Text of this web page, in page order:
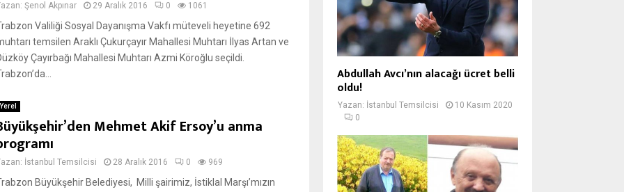
Şenol Akpınar 29 Aralık 2016 0 1061
Valiliği Sosyal Dayanışma Vakfı müteveli heyetine 692
temsilen Araklı Çukurçayır Mahallesi Muhtarı İlyas Artan ve
Çayırbağı Mahallesi Muhtarı Azmi Köroğlu seçildi.
Yerel
Mehmet Akif Ersoy’u anma
İstanbul Temsilcisi 28 Aralık 2016 0 969
Büyükşehir Belediyesi, Milli şairimiz, İstiklal Marşı’mızın
Abdullah Avcı’nın alacağı ücret belli
oldu!
Yazan: İstanbul Temsilcisi
10 Kasım 2020
0